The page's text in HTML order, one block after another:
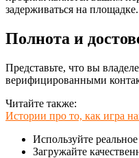
задерживаться на площадке.
Полнота и
Представьте, что вы
верифицированными
Читайте также:
Истории про то, как игра
Используйте
Загружайте